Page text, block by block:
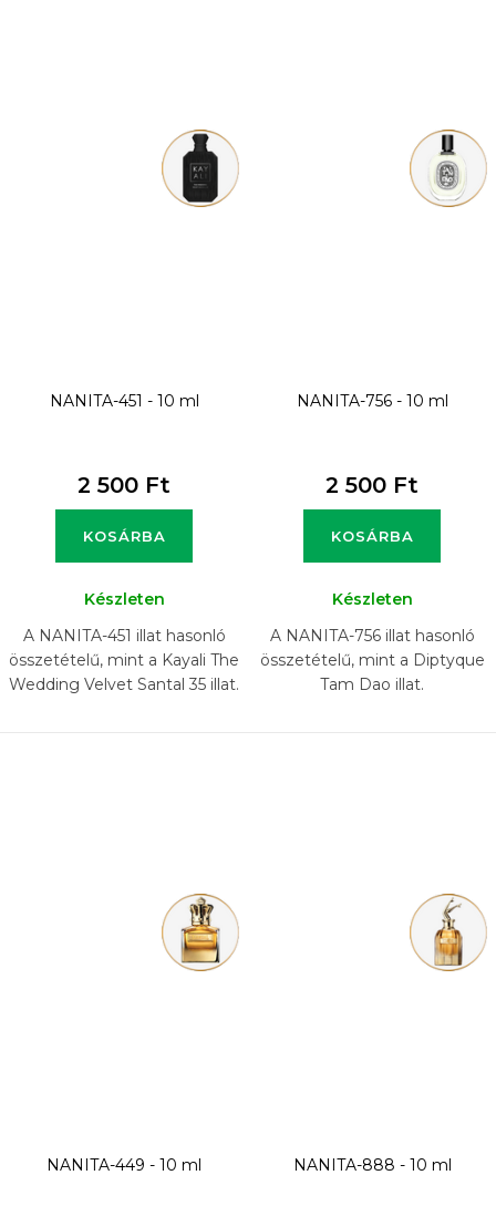
NANITA-451 - 10 ml
2 500 Ft
KOSÁRBA
Készleten
A NANITA-451 illat hasonló
összetételű, mint a Kayali The
Wedding Velvet Santal 35 illat.
NANITA-756 - 10 ml
2 500 Ft
KOSÁRBA
Készleten
A NANITA-756 illat hasonló
összetételű, mint a Diptyque
Tam Dao illat.
NANITA-449 - 10 ml NANITA-888 - 10 ml